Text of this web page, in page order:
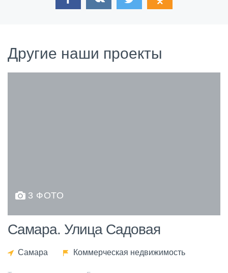
Другие наши проекты
3 ФОТО
Самара. Улица Садовая
Самара Коммерческая недвижимость